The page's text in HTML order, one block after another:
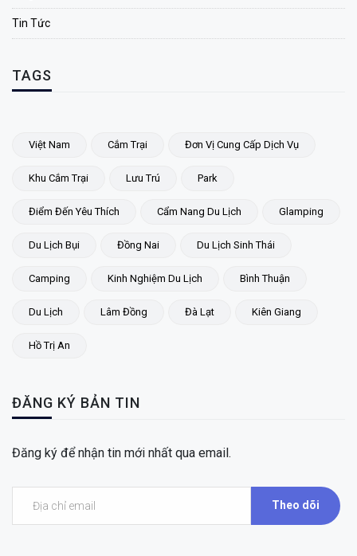
Tin Tức
TAGS
Việt Nam Cắm Trại Đơn Vị Cung Cấp Dịch Vụ
Khu Cắm Trại Lưu Trú Park
Điểm Đến Yêu Thích Cẩm Nang Du Lịch Glamping
Du Lịch Bụi Đồng Nai Du Lịch Sinh Thái
Camping Kinh Nghiệm Du Lịch Bình Thuận
Du Lịch Lâm Đồng Đà Lạt Kiên Giang
Hồ Trị An
ĐĂNG KÝ BẢN TIN
Đăng ký để nhận tin mới nhất qua email.
Theo dõi